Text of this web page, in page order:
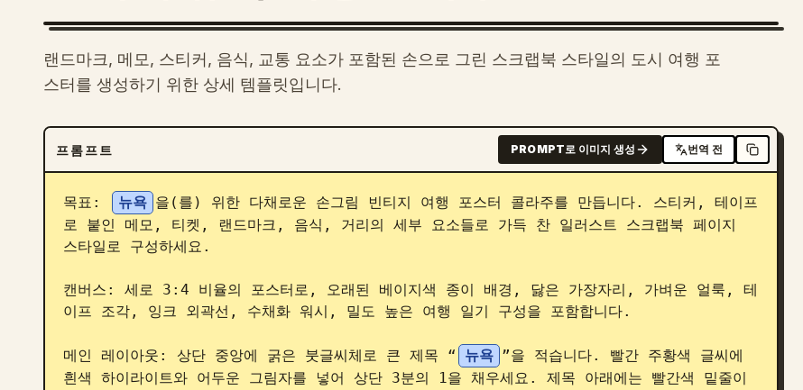
랜드마크, 메모, 스티커, 음식, 교통 요소가 포함된 손으로 그린 스크랩북 스타일의 도시 여행 포
스터를 생성하기 위한 상세 템플릿입니다.
프롬프트 PROMPT로 이미지 생성 번역 전
목표: 뉴욕 을(를) 위한 다채로운 손그림 빈티지 여행 포스터 콜라주를 만듭니다. 스티커, 테이프
로 붙인 메모, 티켓, 랜드마크, 음식, 거리의 세부 요소들로 가득 찬 일러스트 스크랩북 페이지
스타일로 구성하세요.
캔버스: 세로 3:4 비율의 포스터로, 오래된 베이지색 종이 배경, 닳은 가장자리, 가벼운 얼룩, 테
이프 조각, 잉크 외곽선, 수채화 워시, 밀도 높은 여행 일기 구성을 포함합니다.
메인 레이아웃: 상단 중앙에 굵은 붓글씨체로 큰 제목 “ 뉴욕 ”을 적습니다. 빨간 주황색 글씨에
흰색 하이라이트와 어두운 그림자를 넣어 상단 3분의 1을 채우세요. 제목 아래에는 빨간색 밑줄이